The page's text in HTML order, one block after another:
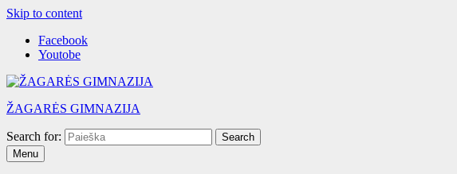
Skip to content
Facebook
Youtobe
ŽAGARĖS GIMNAZIJA
Search for:
Menu